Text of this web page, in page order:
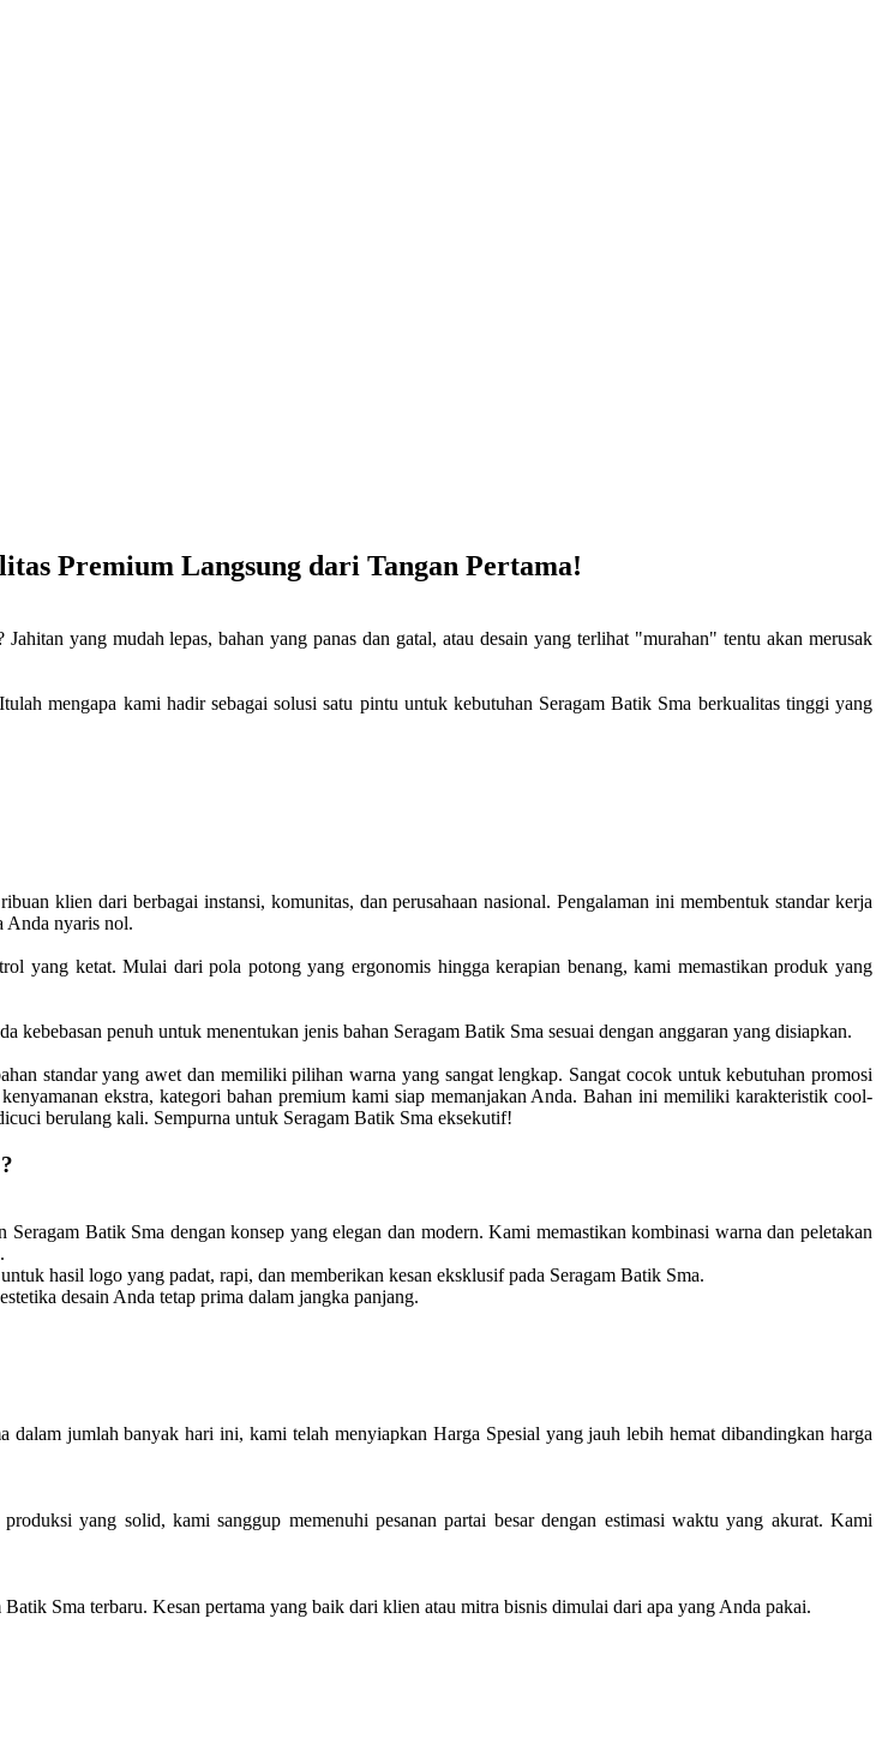
Premium Langsung dari Tangan Pertama!
yang mudah lepas, bahan yang panas dan gatal, atau desain yang terlihat "murahan" tentu akan merusak
mengapa kami hadir sebagai solusi satu pintu untuk kebutuhan Seragam Batik Sma berkualitas tinggi yang
klien dari berbagai instansi, komunitas, dan perusahaan nasional. Pengalaman ini membentuk standar kerja
Anda nyaris nol.
yang ketat. Mulai dari pola potong yang ergonomis hingga kerapian benang, kami memastikan produk yang
penuh untuk menentukan jenis bahan Seragam Batik Sma sesuai dengan anggaran yang disiapkan.
standar yang awet dan memiliki pilihan warna yang sangat lengkap. Sangat cocok untuk kebutuhan promosi
ekstra, kategori bahan premium kami siap memanjakan Anda. Bahan ini memiliki karakteristik cool-
berulang kali. Sempurna untuk Seragam Batik Sma eksekutif!
Batik Sma dengan konsep yang elegan dan modern. Kami memastikan kombinasi warna dan peletakan
hasil logo yang padat, rapi, dan memberikan kesan eksklusif pada Seragam Batik Sma.
desain Anda tetap prima dalam jangka panjang.
jumlah banyak hari ini, kami telah menyiapkan Harga Spesial yang jauh lebih hemat dibandingkan harga
yang solid, kami sanggup memenuhi pesanan partai besar dengan estimasi waktu yang akurat. Kami
Sma terbaru. Kesan pertama yang baik dari klien atau mitra bisnis dimulai dari apa yang Anda pakai.